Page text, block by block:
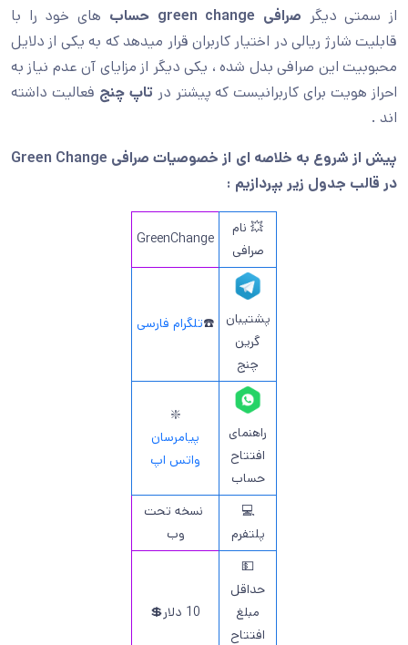
از سمتی دیگر صرافی green change حساب های خود را با
قابلیت شارژ ریالی در اختیار کاربران قرار میدهد که به یکی از دلایل
محبوبیت این صرافی بدل شده ، یکی دیگر از مزایای آن عدم نیاز به
احراز هویت برای کاربرانیست که پیشتر در تاپ چنج فعالیت داشته
اند .
پیش از شروع به خلاصه ای از خصوصیات صرافی
در قالب جدول زیر بپردازیم :
💥 نام
صرافی
GreenChange
پشتیبان
گرین
چنج
☎️تلگرام فارسی
راهنمای
افتتاح
حساب
❇️
پیامرسان
واتس اپ
💻
پلتفرم
نسخه تحت
وب
💵
حداقل
مبلغ
افتتاح
10 دلار💲